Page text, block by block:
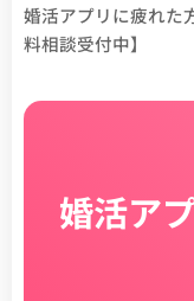
婚活アプリに疲れた
料相談受付中】
婚活ア